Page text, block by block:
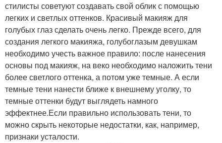
стилисты советуют создавать свой облик с помощью
легких и светлых оттенков. Красивый макияж для
голубых глаз сделать очень легко. Прежде всего, для
создания легкого макияжа, голубоглазым девушкам
необходимо учесть важное правило: после нанесения
основы под макияж, на веко необходимо наложить тени
более светлого оттенка, а потом уже темные. А если
темные тени нанести ближе к внешнему уголку, то
темные оттенки будут выглядеть намного
эффектнее.Если правильно использовать тени, то
можно скрыть некоторые недостатки, как, например,
признаки усталости.